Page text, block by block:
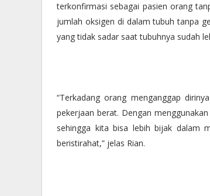
terkonfirmasi sebagai pasien orang
jumlah oksigen di dalam tubuh tanpa
yang tidak sadar saat tubuhnya sudah
“Terkadang orang menganggap
pekerjaan berat. Dengan
sehingga kita bisa lebih bijak dalam
beristirahat,” jelas Rian.